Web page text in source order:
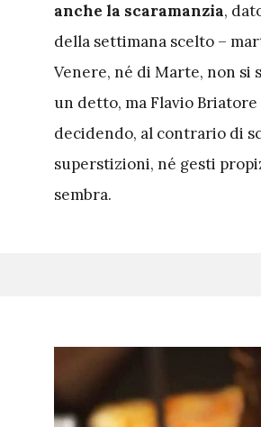
anche la scaramanzia,
della settimana scelto –
Venere, né di Marte, non si
un detto, ma Flavio
decidendo, al contrario di
superstizioni, né gesti
sembra.